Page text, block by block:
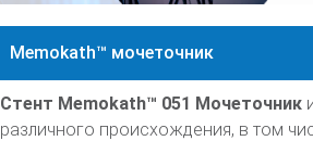
Memokath™ мочеточник
Стент Memokath™ 051 Мочеточник
различного происхождения, в том